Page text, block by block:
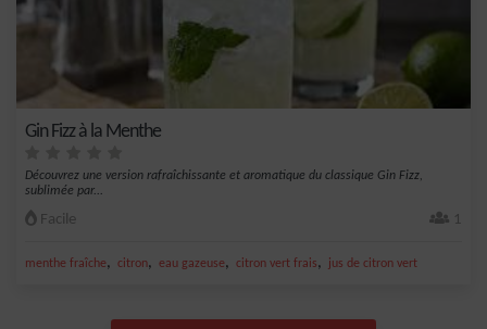
Gin Fizz à la Menthe
Découvrez une version rafraîchissante et aromatique du classique Gin Fizz,
sublimée par...
Facile 1
menthe fraîche, citron, eau gazeuse, citron vert frais, jus de citron vert